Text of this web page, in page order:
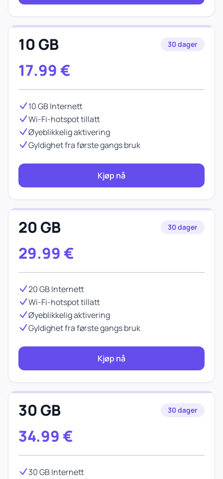
10 GB 30 dager
17.99 €
10 GB Internett
Wi-Fi-hotspot tillatt
Øyeblikkelig aktivering
Gyldighet fra første gangs bruk
Kjøp nå
20 GB 30 dager
29.99 €
20 GB Internett
Wi-Fi-hotspot tillatt
Øyeblikkelig aktivering
Gyldighet fra første gangs bruk
Kjøp nå
30 GB 30 dager
34.99 €
30 GB Internett